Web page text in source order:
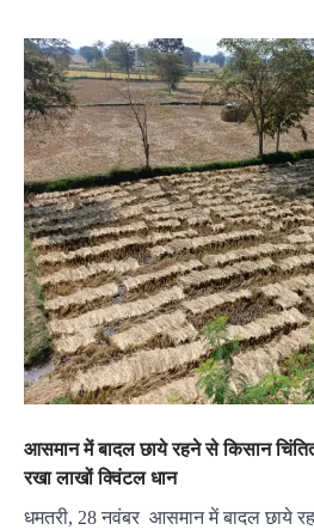
आसमान में बादल छाये रहने से किसान
रखा लाखों क्विंटल धान
धमतरी, 28 नवंबर आसमान में बादल छाये